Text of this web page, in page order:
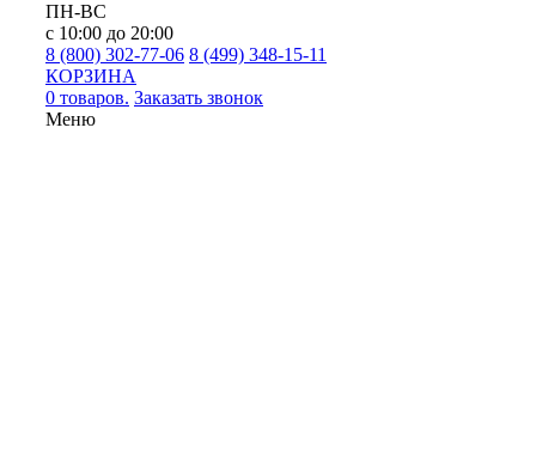
ПН-ВС
с 10:00 до 20:00
8 (800) 302-77-06 8 (499) 348-15-11
КОРЗИНА
0 товаров. Заказать звонок
Меню